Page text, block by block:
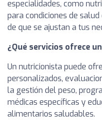
especialidades, como
para condiciones de
de que se ajustan a tus
¿Qué servicios ofrece
Un nutricionista puede
personalizados,
la gestión del peso,
médicas específicas y
alimentarios saludables.